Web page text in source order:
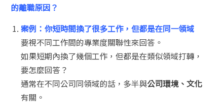
的離職原因？
案例：你短時間換了很多工作，但都是在同一領域
要視不同工作間的專業度關聯性來回答。
如果短期內換了幾個工作，但都是在類似領域打轉，
要怎麼回答？
通常在不同公司同領域的話，多半與公司環境、文化
有關。